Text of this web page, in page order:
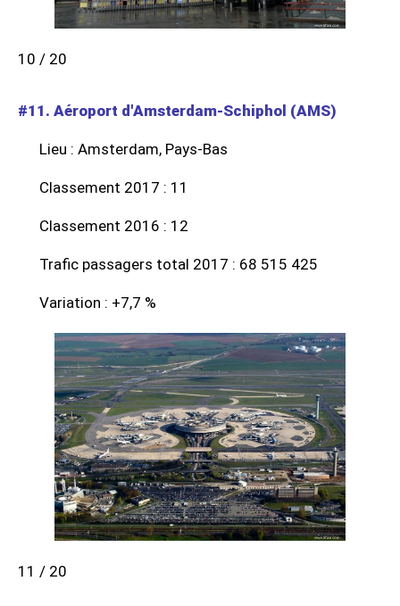
10 / 20
#11. Aéroport d'Amsterdam-Schiphol (AMS)
Lieu : Amsterdam, Pays-Bas
Classement 2017 : 11
Classement 2016 : 12
Trafic passagers total 2017 : 68 515 425
Variation : +7,7 %
11 / 20